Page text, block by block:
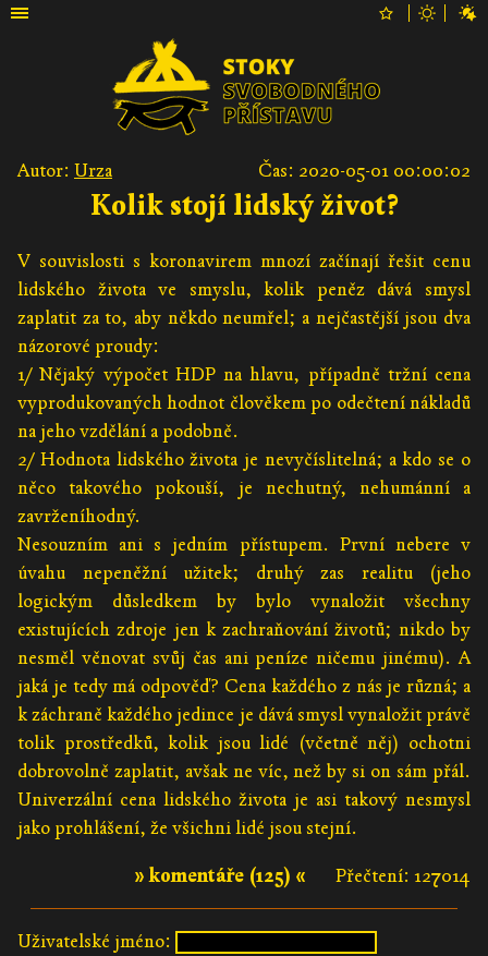
Autor: Urza Čas: 2020-05-01 00:00:02
Kolik stojí lidský život?
V souvislosti s koronavirem mnozí začínají řešit cenu
lidského života ve smyslu, kolik peněz dává smysl
zaplatit za to, aby někdo neumřel; a nejčastější jsou dva
názorové proudy:
1/ Nějaký výpočet HDP na hlavu, případně tržní cena
vyprodukovaných hodnot člověkem po odečtení nákladů
na jeho vzdělání a podobně.
2/ Hodnota lidského života je nevyčíslitelná; a kdo se o
něco takového pokouší, je nechutný, nehumánní a
zavrženíhodný.
Nesouzním ani s jedním přístupem. První nebere v
úvahu nepeněžní užitek; druhý zas realitu (jeho
logickým důsledkem by bylo vynaložit všechny
existujících zdroje jen k zachraňování životů; nikdo by
nesměl věnovat svůj čas ani peníze ničemu jinému). A
jaká je tedy má odpověď? Cena každého z nás je různá; a
k záchraně každého jedince je dává smysl vynaložit právě
tolik prostředků, kolik jsou lidé (včetně něj) ochotni
dobrovolně zaplatit, avšak ne víc, než by si on sám přál.
Univerzální cena lidského života je asi takový nesmysl
jako prohlášení, že všichni lidé jsou stejní.
Přečtení: 127014
» komentáře (125) «
Uživatelské jméno: